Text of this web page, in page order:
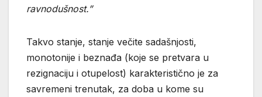
ravnodušnost.”
Takvo stanje, stanje večite sadašnjosti,
monotonije i beznađa (koje se pretvara u
rezignaciju i otupelost) karakteristično je za
savremeni trenutak, za doba u kome su